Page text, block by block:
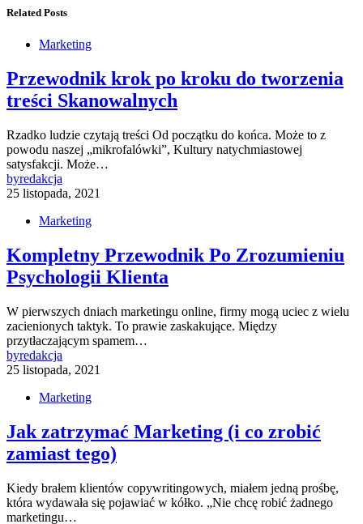
Related Posts
Marketing
Przewodnik krok po kroku do tworzenia
treści Skanowalnych
Rzadko ludzie czytają treści Od początku do końca. Może to z
powodu naszej „mikrofalówki”, Kultury natychmiastowej
satysfakcji. Może…
byredakcja
25 listopada, 2021
Marketing
Kompletny Przewodnik Po Zrozumieniu
Psychologii Klienta
W pierwszych dniach marketingu online, firmy mogą uciec z wielu
zacienionych taktyk. To prawie zaskakujące. Między
przytłaczającym spamem…
byredakcja
25 listopada, 2021
Marketing
Jak zatrzymać Marketing (i co zrobić
zamiast tego)
Kiedy brałem klientów copywritingowych, miałem jedną prośbę,
która wydawała się pojawiać w kółko. „Nie chcę robić żadnego
marketingu…